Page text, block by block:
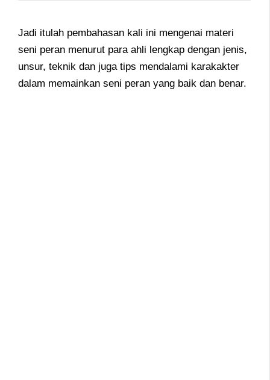
Jadi itulah pembahasan kali ini mengenai materi
seni peran menurut para ahli lengkap dengan jenis,
unsur, teknik dan juga tips mendalami karakakter
dalam memainkan seni peran yang baik dan benar.